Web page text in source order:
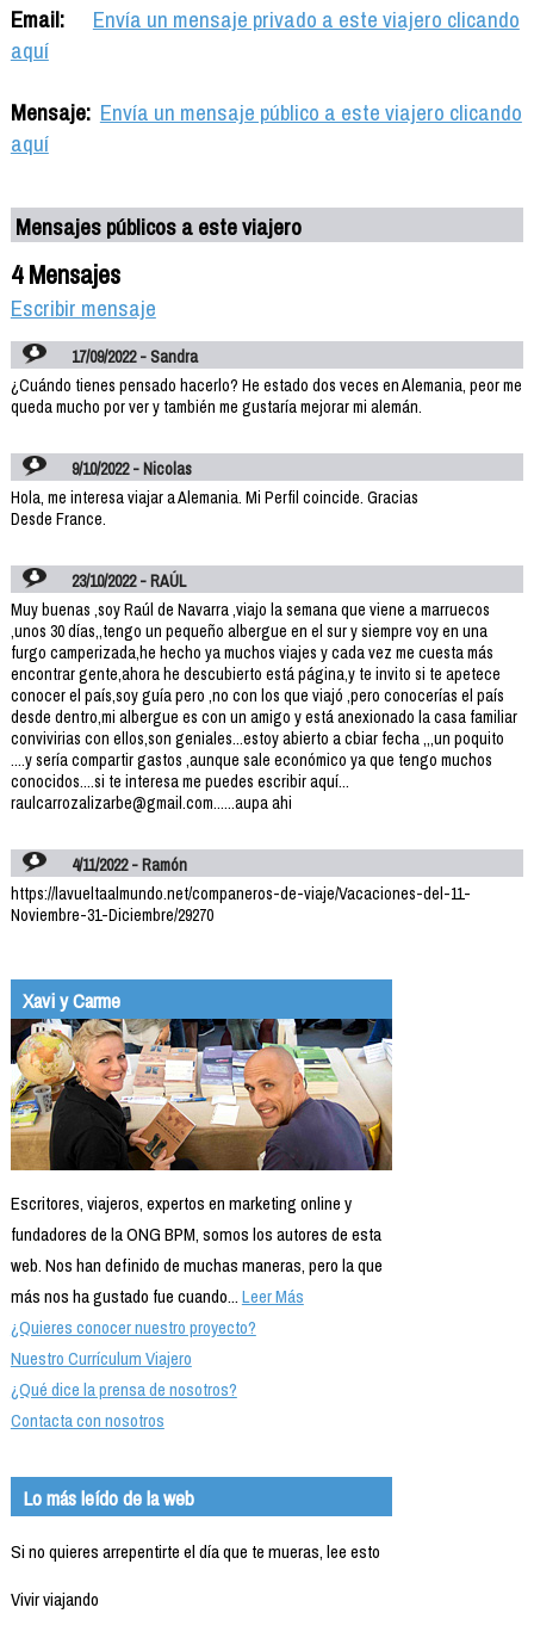
Email:
Envía un mensaje privado a este viajero clicando
aquí
Mensaje: Envía un mensaje público a este viajero clicando
aquí
Mensajes públicos a este viajero
4 Mensajes
Escribir mensaje
17/09/2022 - Sandra
¿Cuándo tienes pensado hacerlo? He estado dos veces en Alemania, peor me
queda mucho por ver y también me gustaría mejorar mi alemán.
9/10/2022 - Nicolas
Hola, me interesa viajar a Alemania. Mi Perfil coincide. Gracias
Desde France.
23/10/2022 - RAÚL
Muy buenas ,soy Raúl de Navarra ,viajo la semana que viene a marruecos
,unos 30 días,,tengo un pequeño albergue en el sur y siempre voy en una
furgo camperizada,he hecho ya muchos viajes y cada vez me cuesta más
encontrar gente,ahora he descubierto está página,y te invito si te apetece
conocer el país,soy guía pero ,no con los que viajó ,pero conocerías el país
desde dentro,mi albergue es con un amigo y está anexionado la casa familiar
convivirias con ellos,son geniales...estoy abierto a cbiar fecha ,,,un poquito
....y sería compartir gastos ,aunque sale económico ya que tengo muchos
conocidos....si te interesa me puedes escribir aquí...
raulcarrozalizarbe@gmail.com......aupa ahi
4/11/2022 - Ramón
https://lavueltaalmundo.net/companeros-de-viaje/Vacaciones-del-11-
Noviembre-31-Diciembre/29270
Xavi y Carme
Escritores, viajeros, expertos en marketing online y
fundadores de la ONG BPM, somos los autores de esta
web. Nos han definido de muchas maneras, pero la que
más nos ha gustado fue cuando...Leer Más
¿Quieres conocer nuestro proyecto?
Nuestro Currículum Viajero
¿Qué dice la prensa de nosotros?
Contacta con nosotros
Lo más leído de la web
Si no quieres arrepentirte el día que te mueras, lee esto
Vivir viajando